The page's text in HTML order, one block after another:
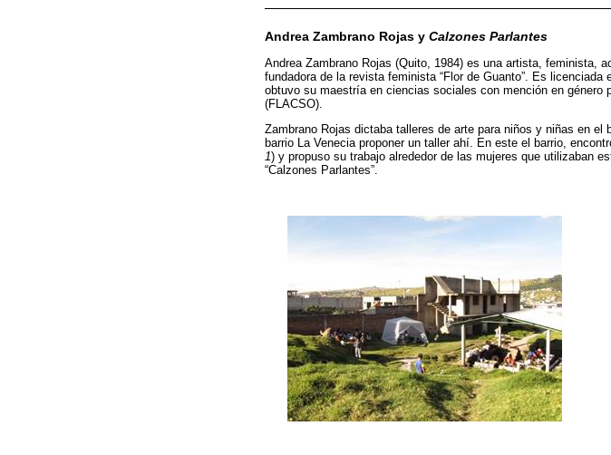
Andrea Zambrano Rojas y Calzones Parlantes
Andrea Zambrano Rojas (Quito, 1984) es una artista, feminista,
fundadora de la revista feminista “Flor de Guanto”. Es
obtuvo su maestría en ciencias sociales con mención en
(FLACSO).
Zambrano Rojas dictaba talleres de arte para niños y niñas en
barrio La Venecia proponer un taller ahí. En este el barrio,
1) y propuso su trabajo alrededor de las mujeres que utilizaban
“Calzones Parlantes”.